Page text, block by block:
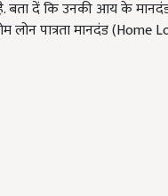
है. बता दें कि उनकी आय के
पात्रता मानदंड (Home